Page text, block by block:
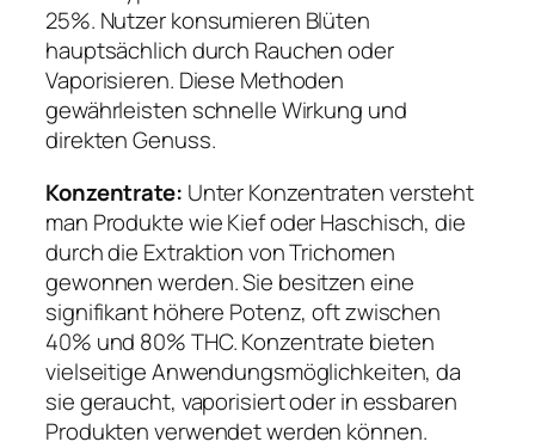
25%. Nutzer konsumieren Blüten
hauptsächlich durch Rauchen oder
Vaporisieren. Diese Methoden
gewährleisten schnelle Wirkung und
direkten Genuss.
Konzentrate: Unter Konzentraten versteht
man Produkte wie Kief oder Haschisch, die
durch die Extraktion von Trichomen
gewonnen werden. Sie besitzen eine
signifikant höhere Potenz, oft zwischen
40% und 80% THC. Konzentrate bieten
vielseitige Anwendungsmöglichkeiten, da
sie geraucht, vaporisiert oder in essbaren
Produkten verwendet werden können.